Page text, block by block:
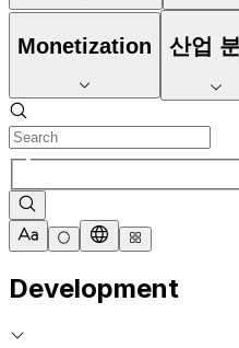
Monetization 산업
Development